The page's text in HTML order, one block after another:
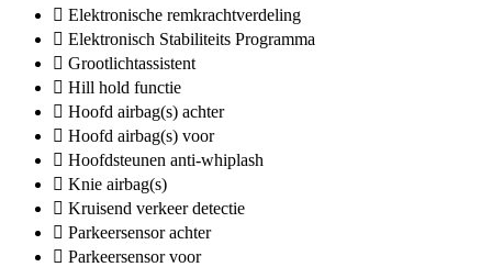
Elektronische remkrachtverdeling
Elektronisch Stabiliteits Programma
Grootlichtassistent
Hill hold functie
Hoofd airbag(s) achter
Hoofd airbag(s) voor
Hoofdsteunen anti-whiplash
Knie airbag(s)
Kruisend verkeer detectie
Parkeersensor achter
Parkeersensor voor